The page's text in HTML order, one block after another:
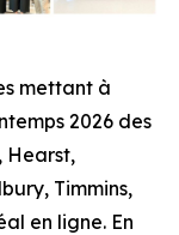
mettant à
2026 des
Hearst,
Timmins,
en ligne. En